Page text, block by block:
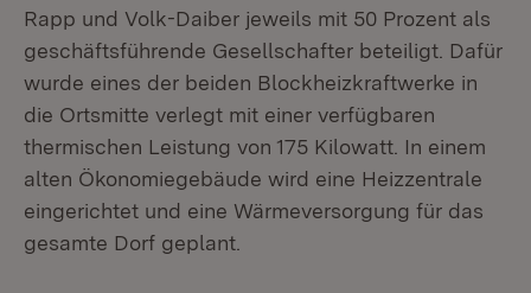
Rapp und Volk-Daiber jeweils mit 50 Prozent als
geschäftsführende Gesellschafter beteiligt. Dafür
wurde eines der beiden Blockheizkraftwerke in
die Ortsmitte verlegt mit einer verfügbaren
thermischen Leistung von 175 Kilowatt. In einem
alten Ökonomiegebäude wird eine Heizzentrale
eingerichtet und eine Wärmeversorgung für das
gesamte Dorf geplant.